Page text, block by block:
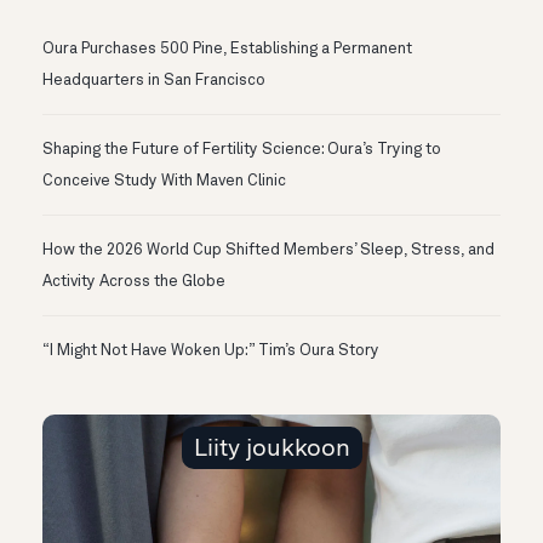
Oura Purchases 500 Pine, Establishing a Permanent
Headquarters in San Francisco
Shaping the Future of Fertility Science: Oura’s Trying to
Conceive Study With Maven Clinic
How the 2026 World Cup Shifted Members’ Sleep, Stress, and
Activity Across the Globe
“I Might Not Have Woken Up:” Tim’s Oura Story
Liity joukkoon